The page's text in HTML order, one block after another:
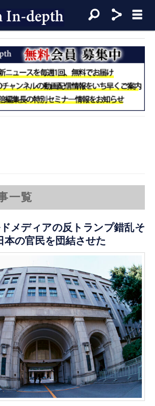
一覧
メディアの反トランプ錯乱そ
の官民を団結させた